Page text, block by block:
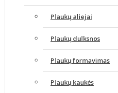
Plaukų aliejai
Plaukų dulksnos
Plaukų formavimas
Plaukų kaukės